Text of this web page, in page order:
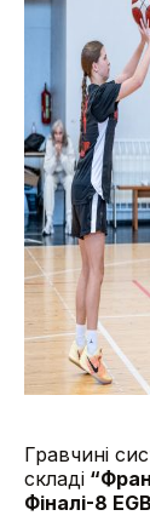
Гравчині
складі
Фіналі-8